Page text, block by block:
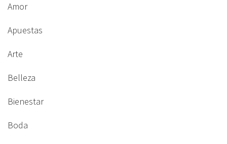
Amor
Apuestas
Arte
Belleza
Bienestar
Boda